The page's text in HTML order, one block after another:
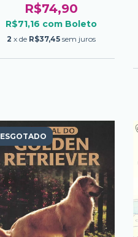
R$74,90
R$71,16 com Boleto
2 x de R$37,45 sem juros
ESGOTADO